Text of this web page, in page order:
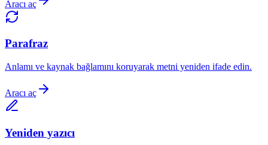
Aracı aç
Parafraz
Anlamı ve kaynak bağlamını koruyarak metni yeniden ifade edin.
Aracı aç
Yeniden yazıcı